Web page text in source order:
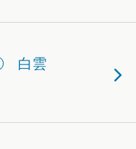
白雲